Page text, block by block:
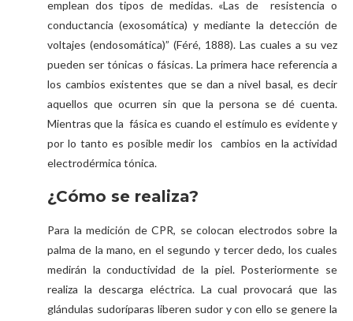
emplean dos tipos de medidas. «Las de resistencia o
conductancia (exosomática) y mediante la detección de
voltajes (endosomática)” (Féré, 1888). Las cuales a su vez
pueden ser tónicas o fásicas. La primera hace referencia a
los cambios existentes que se dan a nivel basal, es decir
aquellos que ocurren sin que la persona se dé cuenta.
Mientras que la fásica es cuando el estímulo es evidente y
por lo tanto es posible medir los cambios en la actividad
electrodérmica tónica.
¿Cómo se realiza?
Para la medición de CPR, se colocan electrodos sobre la
palma de la mano, en el segundo y tercer dedo, los cuales
medirán la conductividad de la piel. Posteriormente se
realiza la descarga eléctrica. La cual provocará que las
glándulas sudoríparas liberen sudor y con ello se genere la